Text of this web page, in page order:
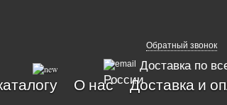
Обратный звонок
Доставка по
России
О нас Доставка и